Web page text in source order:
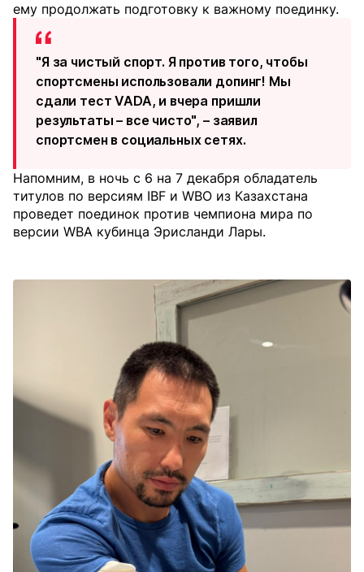
ему продолжать подготовку к важному поединку.
"Я за чистый спорт. Я против того, чтобы
спортсмены использовали допинг! Мы
сдали тест VADA, и вчера пришли
результаты – все чисто", – заявил
спортсмен в социальных сетях.
Напомним, в ночь с 6 на 7 декабря обладатель
титулов по версиям IBF и WBO из Казахстана
проведет поединок против чемпиона мира по
версии WBA кубинца Эрисланди Лары.